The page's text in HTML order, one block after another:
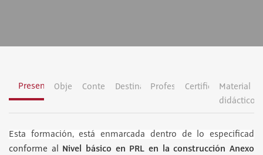
PresentaciónObjetivosContenidosDestinatariosProfesoradoCertificaciónMaterial
didáctico
Esta formación, está enmarcada dentro de lo especificad
conforme al Nivel básico en PRL en la construcción Anexo